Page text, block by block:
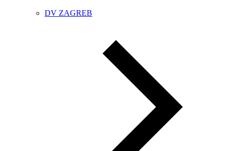
DV ZAGREB